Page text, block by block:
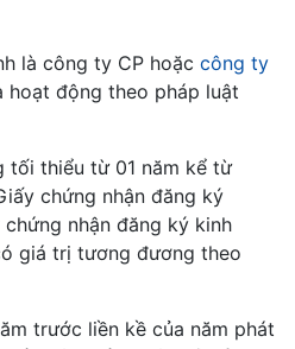
là công ty CP hoặc công ty
hoạt động theo pháp luật
tối thiểu từ 01 năm kể từ
chứng nhận đăng ký
nhận đăng ký kinh
giá trị tương đương theo
trước liền kề của năm phát